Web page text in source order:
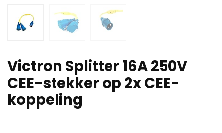
Victron Splitter 16A 250V
CEE-stekker op 2x CEE-
koppeling